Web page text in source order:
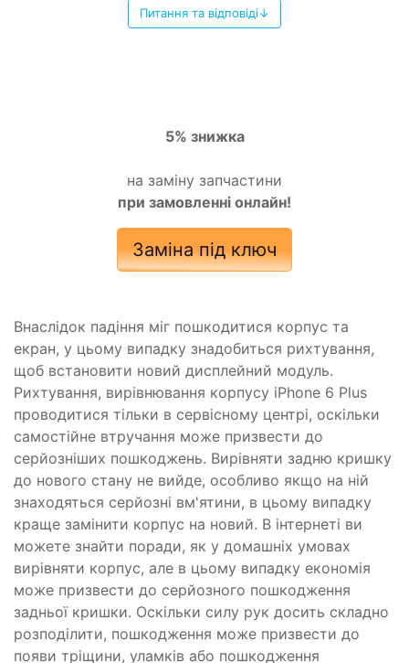
Питання та відповіді↓
5% знижка
на заміну запчастини
при замовленні онлайн!
Заміна під ключ
Внаслідок падіння міг пошкодитися корпус та
екран, у цьому випадку знадобиться рихтування,
щоб встановити новий дисплейний модуль.
Рихтування, вирівнювання корпусу iPhone 6 Plus
проводитися тільки в сервісному центрі, оскільки
самостійне втручання може призвести до
серйозніших пошкоджень. Вирівняти задню кришку
до нового стану не вийде, особливо якщо на ній
знаходяться серйозні вм'ятини, в цьому випадку
краще замінити корпус на новий. В інтернеті ви
можете знайти поради, як у домашніх умовах
вирівняти корпус, але в цьому випадку економія
може призвести до серйозного пошкодження
задньої кришки. Оскільки силу рук досить складно
розподілити, пошкодження може призвести до
появи тріщини, уламків або пошкодження